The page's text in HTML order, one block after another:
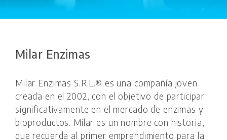
Milar Enzimas
Milar Enzimas S.R.L.® es una compañía joven
creada en el 2002, con el objetivo de participar
significativamente en el mercado de enzimas y
bioproductos. Milar es un nombre con historia,
que recuerda al primer emprendimiento para la